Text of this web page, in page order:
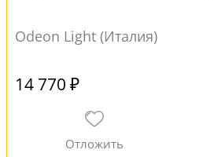
Odeon Light (Италия)
14 770 ₽